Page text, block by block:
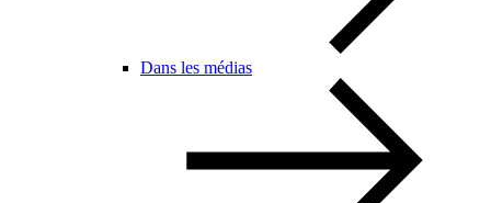
Dans les médias